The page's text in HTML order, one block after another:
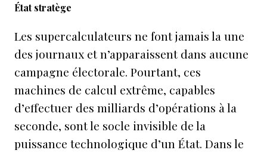
État stratège
Les supercalculateurs ne font jamais la une
des journaux et n’apparaissent dans aucune
campagne électorale. Pourtant, ces
machines de calcul extrême, capables
d’effectuer des milliards d’opérations à la
seconde, sont le socle invisible de la
puissance technologique d’un État. Dans le